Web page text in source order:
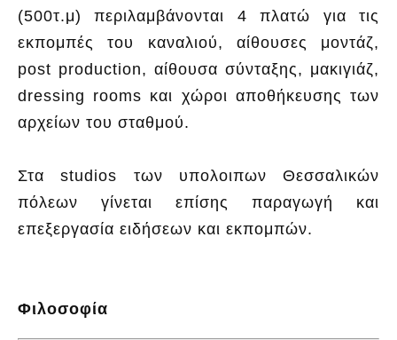
(500τ.μ) περιλαμβάνονται 4 πλατώ για τις
εκπομπές του καναλιού, αίθουσες μοντάζ,
post production, αίθουσα σύνταξης, μακιγιάζ,
dressing rooms και χώροι αποθήκευσης των
αρχείων του σταθμού.
Στα studios των υπολοιπων Θεσσαλικών
πόλεων γίνεται επίσης παραγωγή και
επεξεργασία ειδήσεων και εκπομπών.
Φιλοσοφία